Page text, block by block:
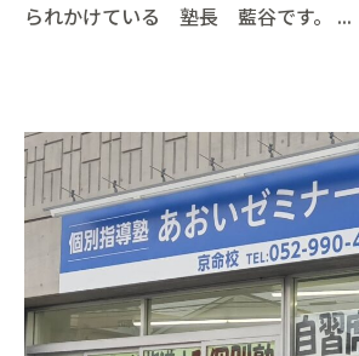
られかけている 塾長 藍谷です。 ...